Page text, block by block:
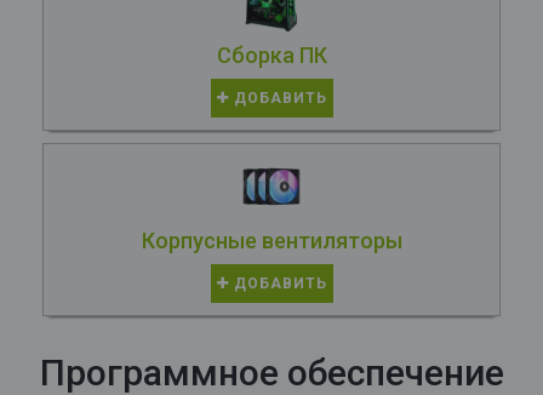
Сборка ПК
ДОБАВИТЬ
Корпусные вентиляторы
ДОБАВИТЬ
Программное обеспечение